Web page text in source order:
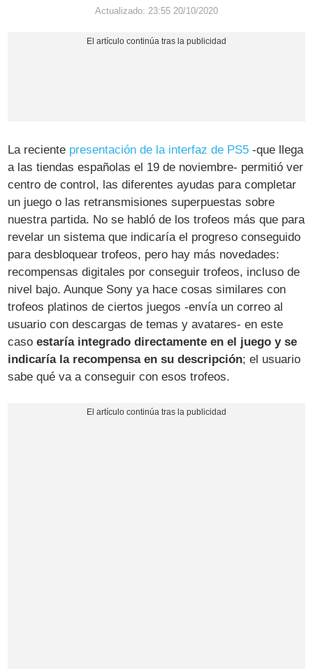
Actualizado: 23:55 20/10/2020
La reciente presentación de la interfaz de PS5 -que llega
a las tiendas españolas el 19 de noviembre- permitió ver
centro de control, las diferentes ayudas para completar
un juego o las retransmisiones superpuestas sobre
nuestra partida. No se habló de los trofeos más que para
revelar un sistema que indicaría el progreso conseguido
para desbloquear trofeos, pero hay más novedades:
recompensas digitales por conseguir trofeos, incluso de
nivel bajo. Aunque Sony ya hace cosas similares con
trofeos platinos de ciertos juegos -envía un correo al
usuario con descargas de temas y avatares- en este
casoestaría integrado directamente en el juego y se
indicaría la recompensa en su descripción; el usuario
sabe qué va a conseguir con esos trofeos.